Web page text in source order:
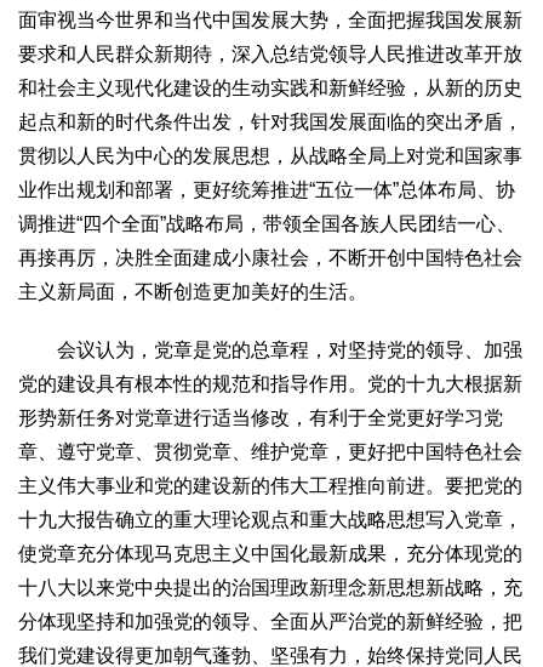
京 津 冀 晋 蒙 辽 吉 黑 沪 苏 浙 皖
闽
赣
鲁 豫 鄂 湘 粤 桂 琼 渝 川 黔 滇
藏
陕
甘 青 宁 新 港 澳 台
智库
智库建设 智库专家 智库战略 智库之声
信息
地方动态 地方强音
2017 2016 2015 2018 2019
关于我们
杂志简介 杂志编委会 组织机构 联系我们 智慧中国动态
智慧城市
全景中国 智慧旅游 智慧教育 智慧医疗
智慧交通
智慧环保
智慧会客厅 县域经济 城乡建设 乡村振兴
康养
工作动态 康养思语 明星老人 项目介绍
县域经济
面审视当今世界和当代中国发展大势，全面把握我国发展新
要求和人民群众新期待，深入总结党领导人民推进改革开放
和社会主义现代化建设的生动实践和新鲜经验，从新的历史
起点和新的时代条件出发，针对我国发展面临的突出矛盾，
贯彻以人民为中心的发展思想，从战略全局上对党和国家事
业作出规划和部署，更好统筹推进“五位一体”总体布局、协
调推进“四个全面”战略布局，带领全国各族人民团结一心、
再接再厉，决胜全面建成小康社会，不断开创中国特色社会
主义新局面，不断创造更加美好的生活。
会议认为，党章是党的总章程，对坚持党的领导、加强
党的建设具有根本性的规范和指导作用。党的十九大根据新
形势新任务对党章进行适当修改，有利于全党更好学习党
章、遵守党章、贯彻党章、维护党章，更好把中国特色社会
主义伟大事业和党的建设新的伟大工程推向前进。要把党的
十九大报告确立的重大理论观点和重大战略思想写入党章，
使党章充分体现马克思主义中国化最新成果，充分体现党的
十八大以来党中央提出的治国理政新理念新思想新战略，充
分体现坚持和加强党的领导、全面从严治党的新鲜经验，把
我们党建设得更加朝气蓬勃、坚强有力，始终保持党同人民